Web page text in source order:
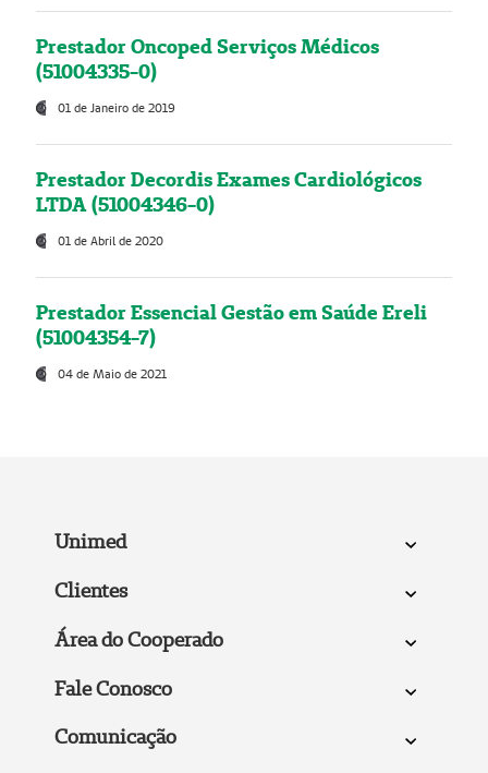
Prestador Oncoped Serviços Médicos
(51004335-0)
01 de Janeiro de 2019
Prestador Decordis Exames Cardiológicos
LTDA (51004346-0)
01 de Abril de 2020
Prestador Essencial Gestão em Saúde Ereli
(51004354-7)
04 de Maio de 2021
Unimed
Clientes
Área do Cooperado
Fale Conosco
Comunicação